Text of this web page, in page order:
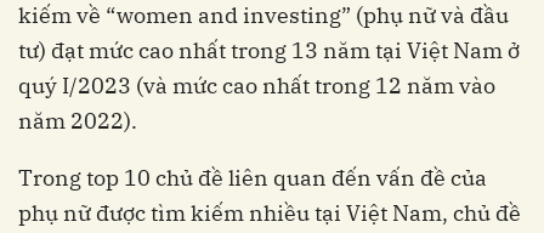
kiếm về “women and investing” (phụ nữ và đầu
tư) đạt mức cao nhất trong 13 năm tại Việt Nam ở
quý I/2023 (và mức cao nhất trong 12 năm vào
năm 2022).
Trong top 10 chủ đề liên quan đến vấn đề của
phụ nữ được tìm kiếm nhiều tại Việt Nam, chủ đề